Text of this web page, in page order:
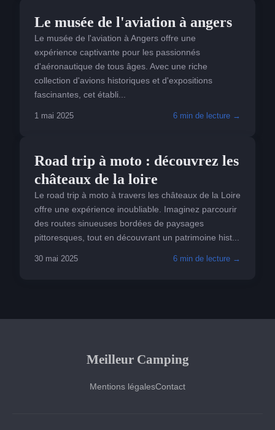
Le musée de l'aviation à angers
Le musée de l'aviation à Angers offre une
expérience captivante pour les passionnés
d'aéronautique de tous âges. Avec une riche
collection d'avions historiques et d'expositions
fascinantes, cet établi...
1 mai 2025 6 min de lecture →
Road trip à moto : découvrez les
châteaux de la loire
Le road trip à moto à travers les châteaux de la Loire
offre une expérience inoubliable. Imaginez parcourir
des routes sinueuses bordées de paysages
pittoresques, tout en découvrant un patrimoine hist...
30 mai 2025 6 min de lecture →
Meilleur Camping
Mentions légalesContact